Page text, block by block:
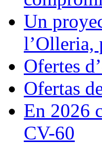
Un
l’Olleria,
Ofertes
Ofertas
En 2026
CV-60